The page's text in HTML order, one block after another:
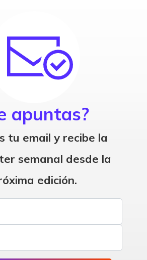
apuntas?
tu email y recibe la
semanal desde la
edición.